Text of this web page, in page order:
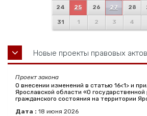
24 25 26 27 28
31 1 2 3 4
Новые проекты правовых актов
Проект закона
О внесении изменений в статью 16<1> и
Ярославской области «О государственной
гражданского состояния на территории
Дата : 18 июня 2026